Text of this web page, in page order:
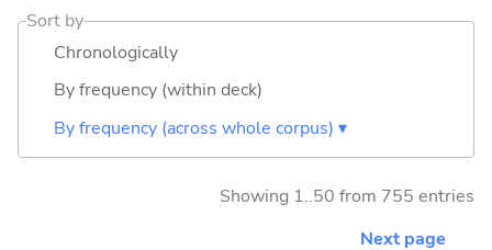
Sort by
Chronologically
By frequency (within deck)
By frequency (across whole corpus) ▾
Showing 1..50 from 755 entries
Next page